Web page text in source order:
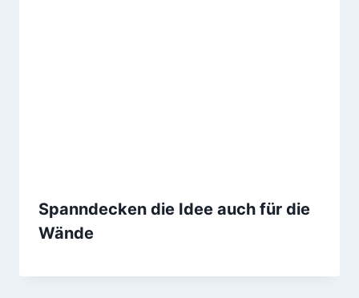
Spanndecken die Idee auch für die
Wände